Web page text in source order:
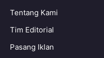
Tentang Kami
Tim Editorial
Pasang Iklan